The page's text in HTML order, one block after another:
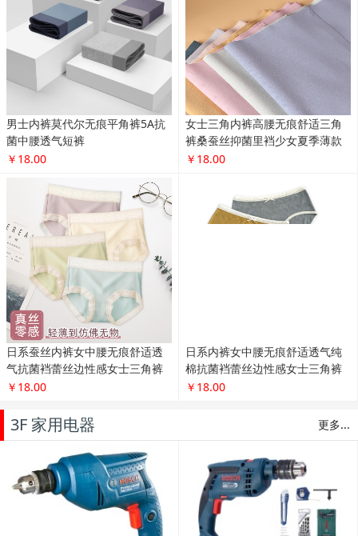
男士内裤莫代尔无痕平角裤5A抗
菌中腰透气短裤
￥18.00
女士三角内裤高腰无痕舒适三角
裤桑蚕丝抑菌里裆少女夏季薄款
￥18.00
日系蚕丝内裤女中腰无痕舒适透
气抗菌裆蕾丝边性感女士三角裤
￥18.00
日系内裤女中腰无痕舒适透气纯
棉抗菌裆蕾丝边性感女士三角裤
￥18.00
更多...
3F 家用电器